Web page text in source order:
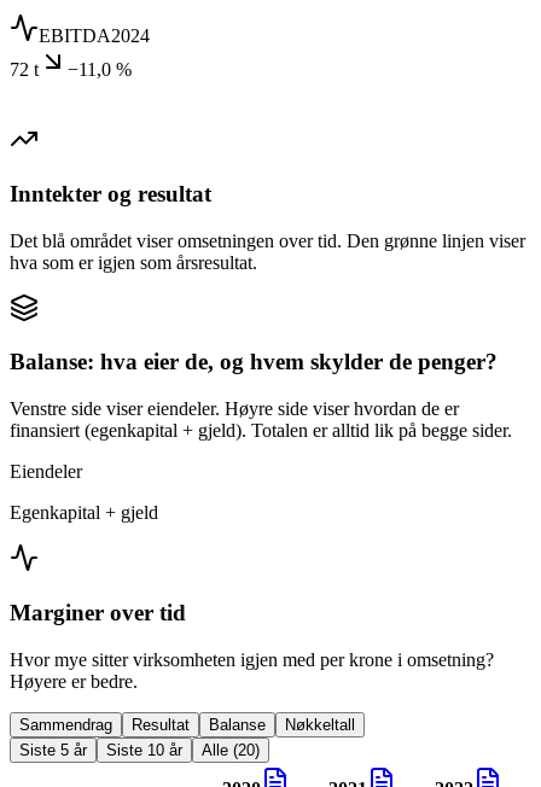
EBITDA2024
72 t
−11,0 %
Inntekter og resultat
Det blå området viser omsetningen over tid. Den grønne linjen viser
hva som er igjen som årsresultat.
Balanse: hva eier de, og hvem skylder de penger?
Venstre side viser eiendeler. Høyre side viser hvordan de er
finansiert (egenkapital + gjeld). Totalen er alltid lik på begge sider.
Eiendeler
Egenkapital + gjeld
Marginer over tid
Hvor mye sitter virksomheten igjen med per krone i omsetning?
Høyere er bedre.
Sammendrag Resultat Balanse
Nøkkeltall
Siste 5 år
Siste 10 år Alle (20)